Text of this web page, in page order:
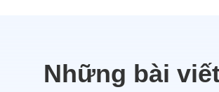
Những bài